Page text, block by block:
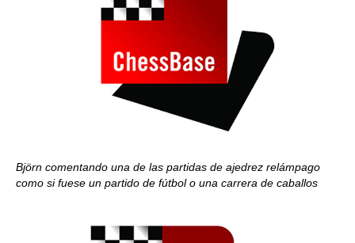
Björn comentando una de las partidas de ajedrez relámpago
como si fuese un partido de fútbol o una carrera de caballos